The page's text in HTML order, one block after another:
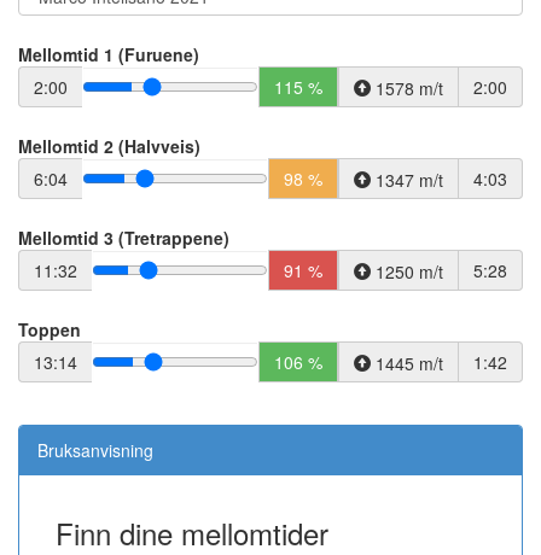
Mellomtid 1 (Furuene)
2:00
115 % 1578 m/t 2:00
Mellomtid 2 (Halvveis)
6:04
98 % 1347 m/t 4:03
Mellomtid 3 (Tretrappene)
11:32
91 % 1250 m/t 5:28
Toppen
13:14
106 % 1445 m/t 1:42
Bruksanvisning
Finn dine mellomtider